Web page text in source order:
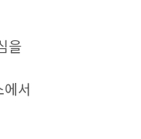
을
서